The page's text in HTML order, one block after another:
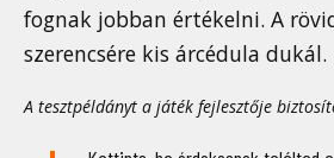
fognak jobban értékelni. A
szerencsére kis árcédula dukál.
A tesztpéldányt a játék fejlesztője